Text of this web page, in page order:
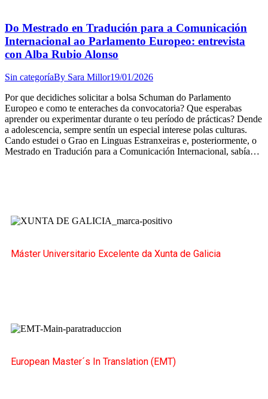
Do Mestrado en Tradución para a Comunicación
Internacional ao Parlamento Europeo: entrevista
con Alba Rubio Alonso
Sin categoríaBy Sara Millor19/01/2026
Por que decidiches solicitar a bolsa Schuman do Parlamento
Europeo e como te enteraches da convocatoria? Que esperabas
aprender ou experimentar durante o teu período de prácticas? Dende
a adolescencia, sempre sentín un especial interese polas culturas.
Cando estudei o Grao en Linguas Estranxeiras e, posteriormente, o
Mestrado en Tradución para a Comunicación Internacional, sabía…
Máster Universitario Excelente da Xunta de Galicia
European Master´s In Translation (EMT)